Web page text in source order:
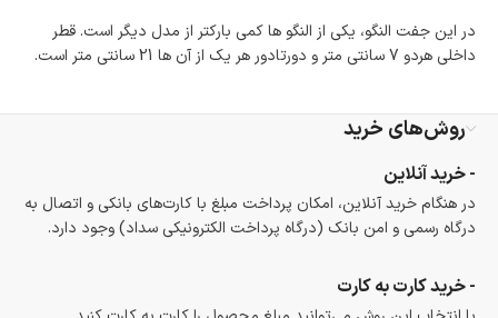
وجود دارد.
امکان پرداخت اقساطی
ضمانت اصالت کالا
گارانتی معتبر برای تمامی محصولات ارائه می‌شود.
در این جفت النگو، یکی از النگو ها کمی بارکتر از مدل دیگر است. قطر
داخلی هردو 7 سانتی متر و دورتادور هر یک از آن ها 21 سانتی متر است.
روش‌های خرید
- خرید آنلاین
در هنگام خرید آنلاین، امکان پرداخت مبلغ با کارت‌های بانکی و اتصال به
درگاه رسمی و امن بانک (درگاه پرداخت الکترونیکی سداد) وجود دارد.
- خرید کارت به کارت